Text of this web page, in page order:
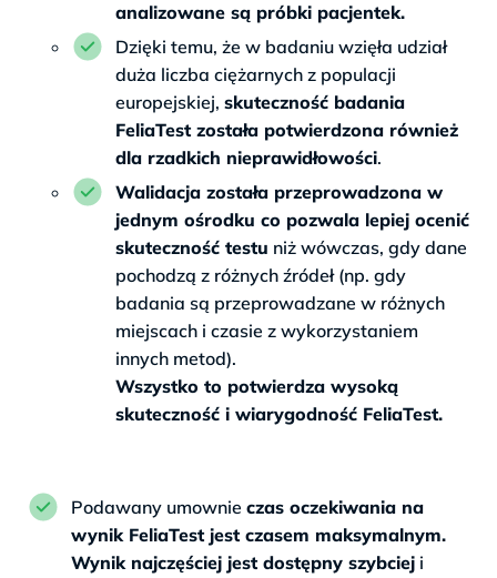
analizowane są próbki pacjentek.
Dzięki temu, że w badaniu wzięła udział
duża liczba ciężarnych z populacji
europejskiej, skuteczność badania
FeliaTest została potwierdzona również
dla rzadkich nieprawidłowości.
Walidacja została przeprowadzona w
jednym ośrodku co pozwala lepiej ocenić
skuteczność testu niż wówczas, gdy dane
pochodzą z różnych źródeł (np. gdy
badania są przeprowadzane w różnych
miejscach i czasie z wykorzystaniem
innych metod).
Wszystko to potwierdza wysoką
skuteczność i wiarygodność FeliaTest.
Podawany umownie czas oczekiwania na
wynik FeliaTest jest czasem maksymalnym.
Wynik najczęściej jest dostępny szybciej i